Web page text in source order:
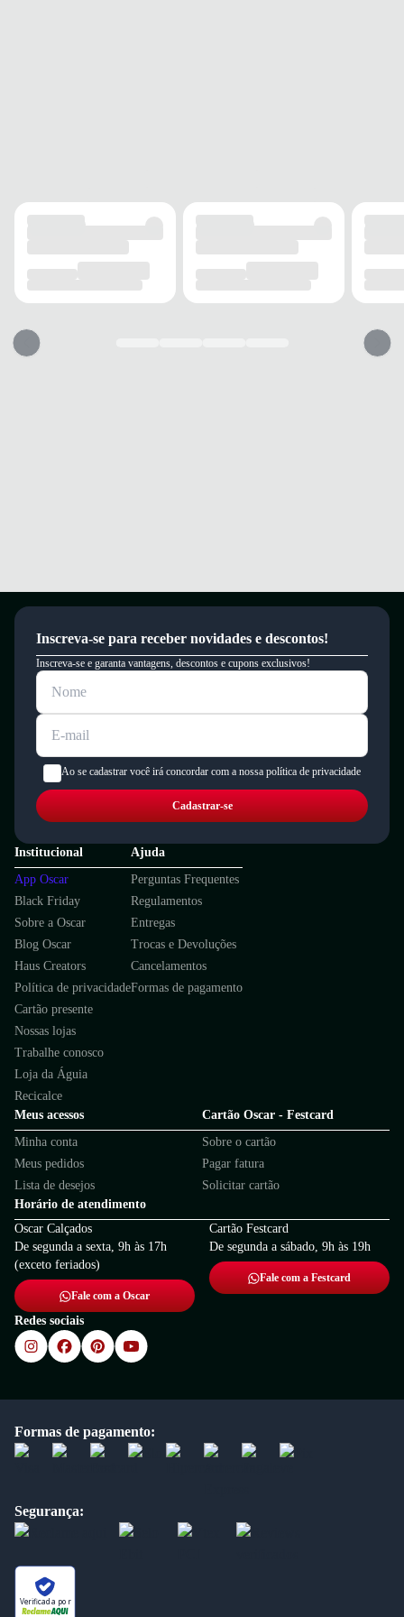
Inscreva-se para receber novidades e descontos!
Inscreva-se e garanta vantagens, descontos e cupons exclusivos!
Ao se cadastrar você irá concordar com a nossa política de privacidade
Cadastrar-se
Institucional
App Oscar
Black Friday
Sobre a Oscar
Blog Oscar
Haus Creators
Política de privacidade
Cartão presente
Nossas lojas
Trabalhe conosco
Loja da Águia
Recicalce
Ajuda
Perguntas Frequentes
Regulamentos
Entregas
Trocas e Devoluções
Cancelamentos
Formas de pagamento
Meus acessos
Minha conta
Meus pedidos
Lista de desejos
Cartão Oscar - Festcard
Sobre o cartão
Pagar fatura
Solicitar cartão
Horário de atendimento
Oscar Calçados
De segunda a sexta, 9h às 17h
(exceto feriados)
Fale com a Oscar
Cartão Festcard
De segunda a sábado, 9h às 19h
Fale com a Festcard
Redes sociais
Formas de pagamento:
Segurança:
Verificada por